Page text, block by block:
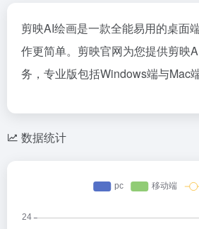
剪映AI绘画是一款全能易用的桌面
作更简单。剪映官网为您提供剪映
务，专业版包括Windows端与Mac
数据统计